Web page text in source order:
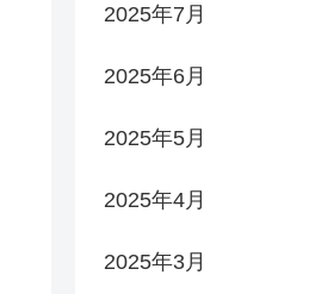
2025年7月
2025年6月
2025年5月
2025年4月
2025年3月